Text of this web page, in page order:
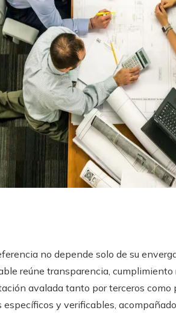
no depende solo de su
reúne transparencia,
avalada tanto por terceros como
y verificables,